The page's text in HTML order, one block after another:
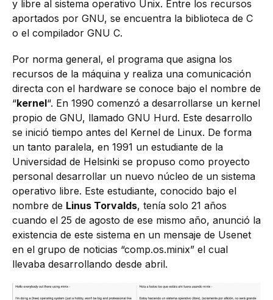
y libre al sistema operativo Unix. Entre los recursos
aportados por GNU, se encuentra la biblioteca de C
o el compilador GNU C.
Por norma general, el programa que asigna los
recursos de la máquina y realiza una comunicación
directa con el hardware se conoce bajo el nombre de
“kernel“. En 1990 comenzó a desarrollarse un kernel
propio de GNU, llamado GNU Hurd. Este desarrollo
se inició tiempo antes del Kernel de Linux. De forma
un tanto paralela, en 1991 un estudiante de la
Universidad de Helsinki se propuso como proyecto
personal desarrollar un nuevo núcleo de un sistema
operativo libre. Este estudiante, conocido bajo el
nombre de Linus Torvalds, tenía solo 21 años
cuando el 25 de agosto de ese mismo año, anunció la
existencia de este sistema en un mensaje de Usenet
en el grupo de noticias “comp.os.minix” el cual
llevaba desarrollando desde abril.